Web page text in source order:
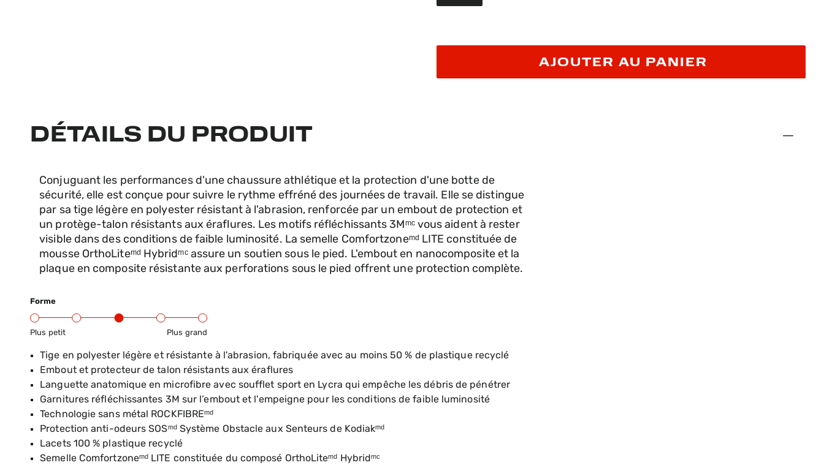
AJOUTER AU PANIER
DÉTAILS DU PRODUIT
Conjuguant les performances d'une chaussure athlétique et la protection d'une botte de
sécurité, elle est conçue pour suivre le rythme effréné des journées de travail. Elle se distingue
par sa tige légère en polyester résistant à l'abrasion, renforcée par un embout de protection et
un protège-talon résistants aux éraflures. Les motifs réfléchissants 3Mᵐᶜ vous aident à rester
visible dans des conditions de faible luminosité. La semelle Comfortzoneᵐᵈ LITE constituée de
mousse OrthoLiteᵐᵈ Hybridᵐᶜ assure un soutien sous le pied. L'embout en nanocomposite et la
plaque en composite résistante aux perforations sous le pied offrent une protection complète.
Forme
Plus petit Plus grand
Gamme d’ajustement du produit : du petit au grand
Tige en polyester légère et résistante à l'abrasion, fabriquée avec au moins 50 % de plastique recyclé
Embout et protecteur de talon résistants aux éraflures
Languette anatomique en microfibre avec soufflet sport en Lycra qui empêche les débris de pénétrer
Garnitures réfléchissantes 3M sur l’embout et l'empeigne pour les conditions de faible luminosité
Technologie sans métal ROCKFIBREᵐᵈ
Protection anti-odeurs SOSᵐᵈ Système Obstacle aux Senteurs de Kodiakᵐᵈ
Lacets 100 % plastique recyclé
Semelle Comfortzoneᵐᵈ LITE constituée du composé OrthoLiteᵐᵈ Hybridᵐᶜ